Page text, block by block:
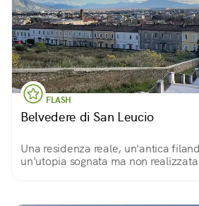
FLASH
Belvedere di San Leucio
Una residenza reale, un'antica
un'utopia sognata ma non